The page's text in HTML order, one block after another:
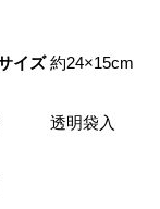
イズ 約24×15cm
透明袋入